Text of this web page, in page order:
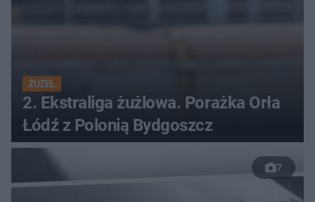
ŻUŻEL
2. Ekstraliga żużlowa. Porażka Orła
Łódź z Polonią Bydgoszcz
7